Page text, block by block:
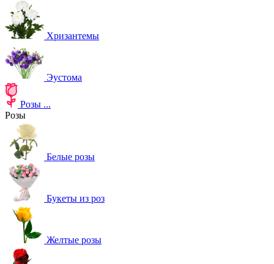
Хризантемы
Эустома
Розы ...
Розы
Белые розы
Букеты из роз
Желтые розы